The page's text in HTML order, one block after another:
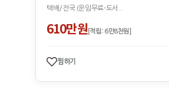
택배/전국 (운임무료-도서..
610만원[적립: 6만8천원]
찜하기